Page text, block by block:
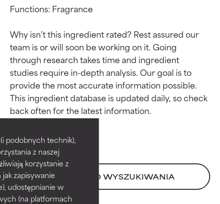
podobnych technik),
z naszej
korzystanie z
zapisywanie
udostępnianie w
(na platformach
Functions: Fragrance
Why isn’t this ingredient rated? Rest assured our
team is or will soon be working on it. Going
through research takes time and ingredient
studies require in-depth analysis. Our goal is to
provide the most accurate information possible.
This ingredient database is updated daily, so check
POWRÓT DO WYSZUKIWANIA
Oceny składników
BEST
Udowodnione i potwierdzone
przez niezależne badania.
Wyjątkowy składnik aktywny
odpowiedni dla większości
typów skóry i problemów
Oceny składników
BEST
Udowodnione i potwierdzone
przez niezależne badania.
Wyjątkowy składnik aktywny
odpowiedni dla większości
typów skóry i problemów